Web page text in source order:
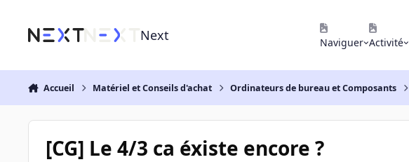
Next Naviguer Activité
Accueil Matériel et Conseils d'achat Ordinateurs de bureau et Composants
[CG] Le 4/3 ca éxiste encore ?